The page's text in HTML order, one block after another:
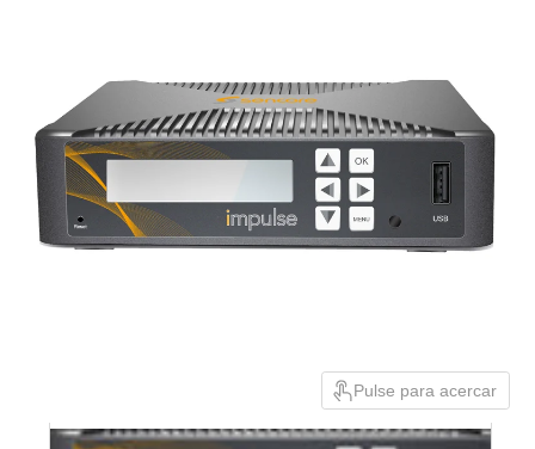
Pulse para acercar